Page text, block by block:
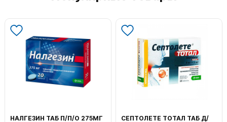
НАЛГЕЗИН ТАБ П/П/О 275МГ
СЕПТОЛЕТЕ ТОТАЛ ТАБ Д/